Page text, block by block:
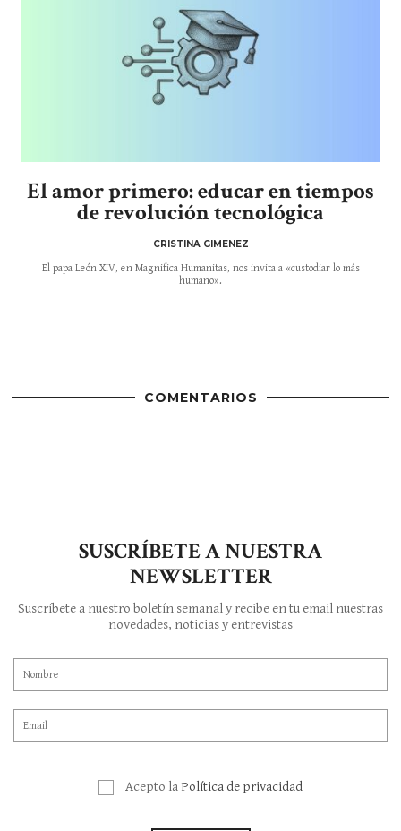
El amor primero: educar en tiempos
de revolución tecnológica
CRISTINA GIMENEZ
El papa León XIV, en Magnifica Humanitas, nos invita a «custodiar lo más
humano».
COMENTARIOS
SUSCRÍBETE A NUESTRA
NEWSLETTER
Suscríbete a nuestro boletín semanal y recibe en tu email nuestras
novedades, noticias y entrevistas
Acepto la Política de privacidad